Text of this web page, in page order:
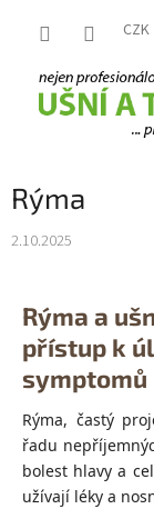
CZK
Rýma
2.10.2025
Rýma a
přístup k
symptomů
Rýma, častý
řadu
bolest hlavy a
užívají léky a